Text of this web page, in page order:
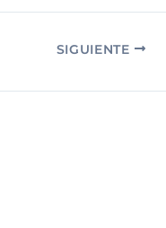
SIGUIENTE